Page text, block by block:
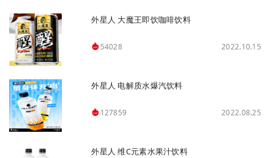
外星人 大魔王即饮咖啡饮料
54028 2022.10.15
外星人 电解质水爆汽饮料
127859 2022.08.25
外星人 维C元素水果汁饮料